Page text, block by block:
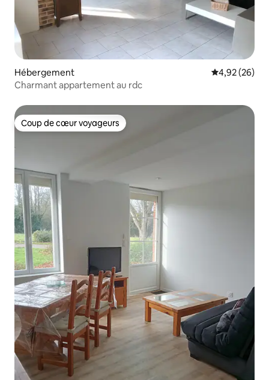
Hébergement Évaluation
4,92 (26)
Charmant appartement au rdc
Coup de cœur voyageurs
Coup de cœur voyageurs